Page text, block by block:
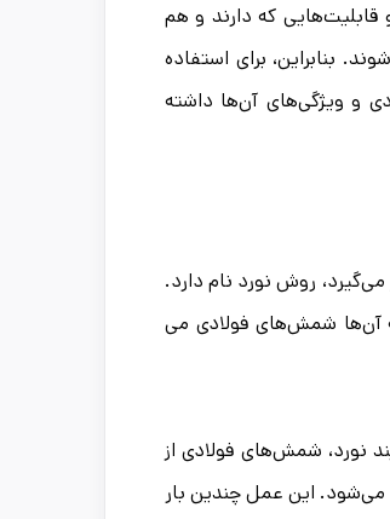
قابلیت‌هایی که دارند و هم
بنابراین، برای استفاده
و ویژگی‌های آن‌ها داشته
روش نورد نام دارد.
آن‌ها شمش‌های فولادی می
نورد، شمش‌های فولادی از
می‌شود. این عمل چندین بار